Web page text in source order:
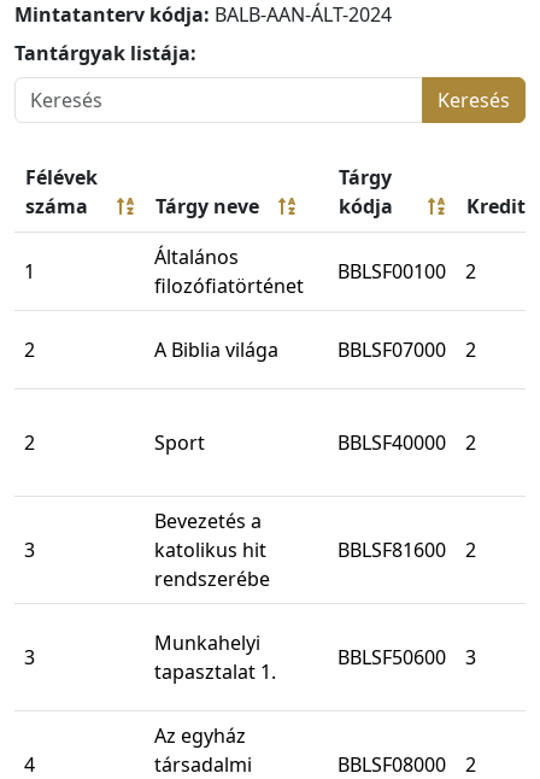
Mintatanterv kódja: BALB-AAN-ÁLT-2024
Tantárgyak listája:
Keresés
Félévek
száma
Tárgy neve
Tárgy
kódja
Kredit
1
Általános
filozófiatörténet
BBLSF00100 2
2 A Biblia világa BBLSF07000 2
2 Sport BBLSF40000 2
3
Bevezetés a
katolikus hit
rendszerébe
BBLSF81600 2
3
Munkahelyi
tapasztalat 1.
BBLSF50600 3
4
Az egyház
társadalmi
BBLSF08000 2